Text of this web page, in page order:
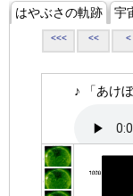
はやぶさの軌跡 宇
<<< << <
♪ 「あけぼ